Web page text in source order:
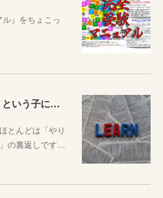
』をちょこっ
「習ってないからわかんない」という子に伝えたい、勉強しようと思ったらその方法はいくらでもあるということ
とんどは「やり
の裏返しです…